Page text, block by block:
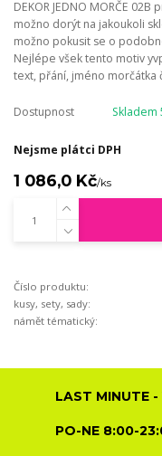
DEKOR JEDNO MORČE
možno dorýt na jakoukoli
možno pokusit se o
Nejlépe všek tento motiv
text, přání, jméno morčátka
Dostupnost Skladem
Nejsme plátci DPH
1 086,0 Kč/ks
Číslo produktu:
kusy, sety, sady:
námět tématický:
LAST MINUTE
PO-NE 8:00-